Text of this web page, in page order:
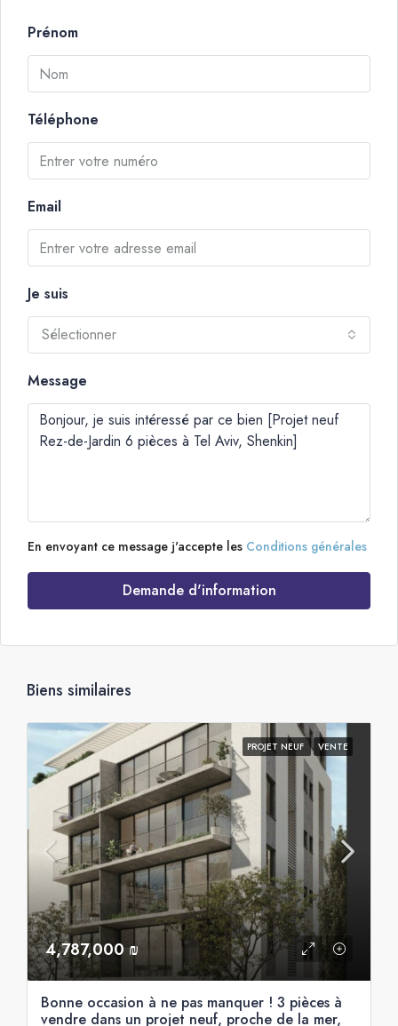
Prénom
Téléphone
Email
Je suis
Sélectionner
Message
En envoyant ce message j'accepte les Conditions générales
Demande d'information
Biens similaires
PROJET NEUF VENTE
4,787,000 ₪
Bonne occasion à ne pas manquer ! 3 pièces à
vendre dans un projet neuf, proche de la mer,